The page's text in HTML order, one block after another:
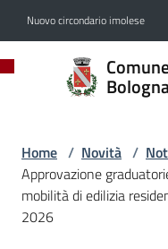
Nuovo circondario imolese
Comune
di
Guelfo
di
Bologna
Home / Novità /
Approvazione
mobilità di edilizia
2026